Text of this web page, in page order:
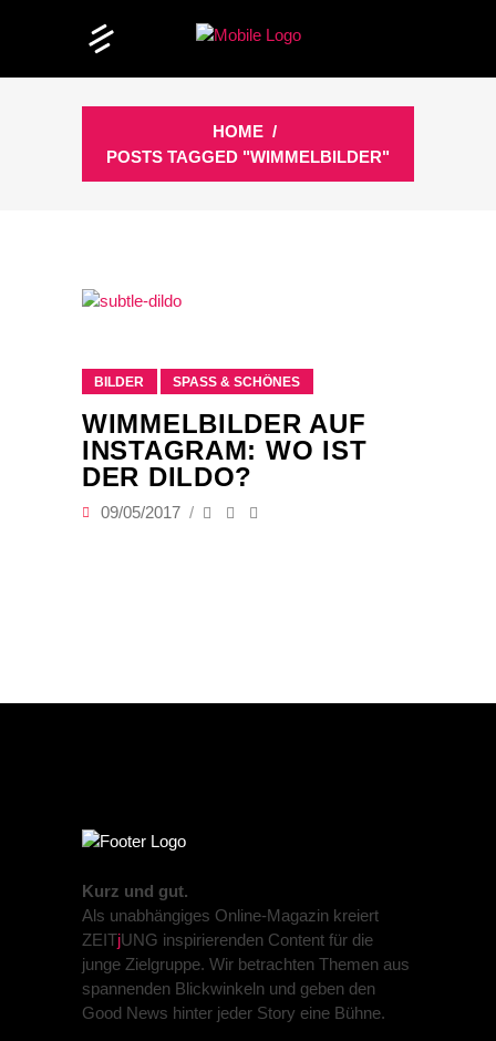
HOME /
POSTS TAGGED "WIMMELBILDER"
BILDER SPASS & SCHÖNES
WIMMELBILDER AUF
INSTAGRAM: WO IST
DER DILDO?
09/05/2017
Kurz und gut.
Als unabhängiges Online-Magazin kreiert
ZEITjUNG inspirierenden Content für die
junge Zielgruppe. Wir betrachten Themen aus
spannenden Blickwinkeln und geben den
Good News hinter jeder Story eine Bühne.